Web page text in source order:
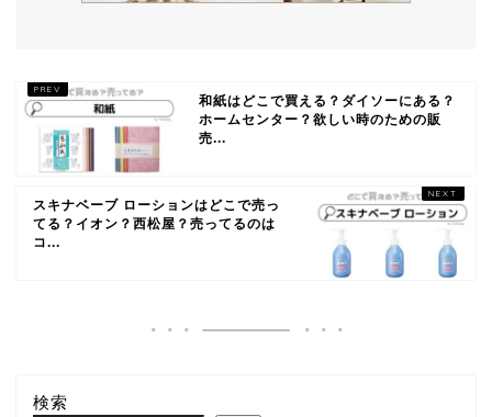
和紙はどこで買える？ダイソーにある？
ホームセンター？欲しい時のための販
売...
スキナベーブ ローションはどこで売っ
てる？イオン？西松屋？売ってるのは
コ...
検索